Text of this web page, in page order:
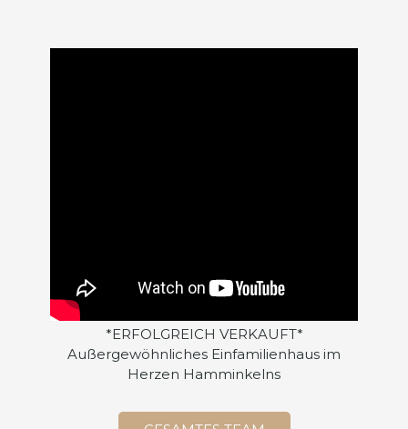
*ERFOLGREICH VERKAUFT*
Außergewöhnliches Einfamilienhaus im
Herzen Hamminkelns